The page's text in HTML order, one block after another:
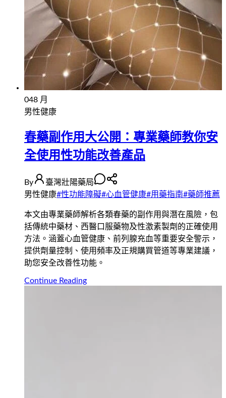
048 月
男性健康
春藥副作用大公開：專業藥師教你安
全使用性功能改善產品
By
臺灣壯陽藥局
男性健康#性功能障礙#心血管健康#用藥指南#藥師推薦
本文由專業藥師解析各類春藥的副作用與潛在風險，包
括傳統中藥材、西醫口服藥物及性激素製劑的正確使用
方法。涵蓋心血管健康、前列腺充血等重要安全警示，
提供劑量控制、使用頻率及正規購買管道等專業建議，
助您安全改善性功能。
Continue Reading